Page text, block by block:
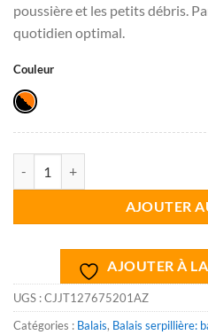
poussière et les petits débris.
quotidien optimal.
Couleur
AJOUTER
AJOUTER À
UGS :CJJT127675201AZ
Catégories : Balais, Balais serpillière: